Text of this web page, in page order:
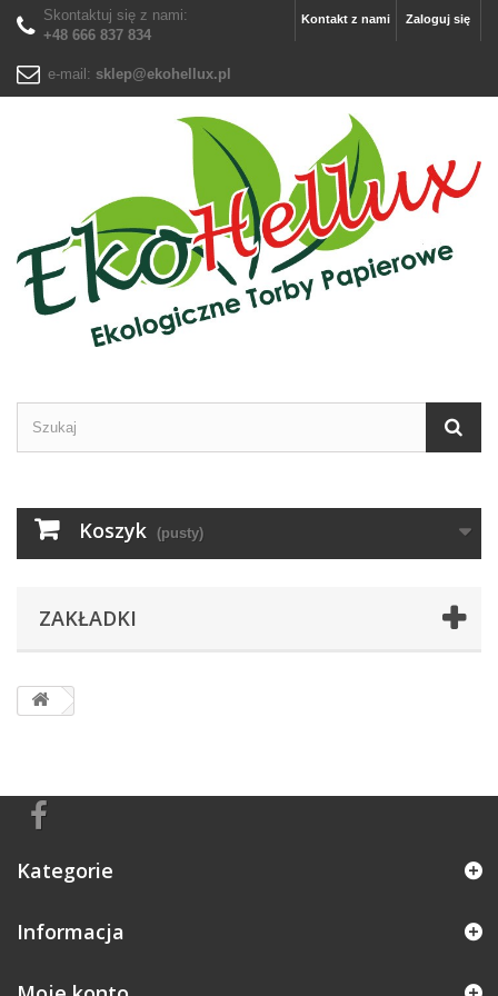
Zaloguj się
Kontakt z nami
Skontaktuj się z nami:
+48 666 837 834
e-mail: sklep@ekohellux.pl
Koszyk (pusty)
ZAKŁADKI
Kategorie
Informacja